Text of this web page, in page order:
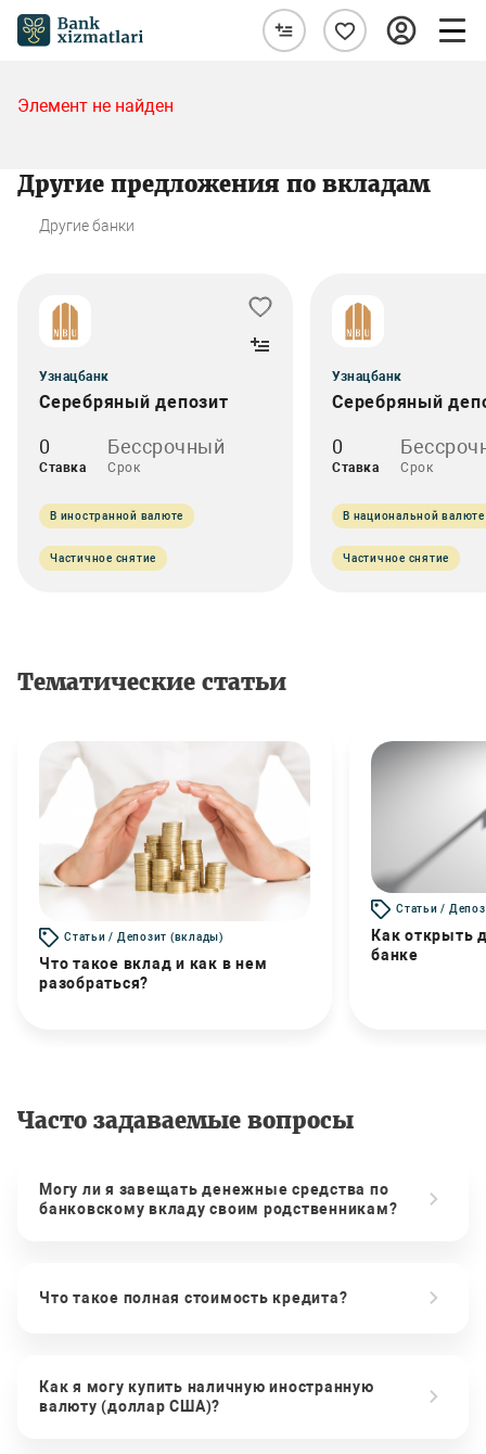
Элемент не найден
Другие предложения по вкладам
Другие банки
Узнацбанк
Серебряный депозит
0
Ставка
Бессрочный
Срок
В иностранной валюте
Частичное снятие
Узнацбанк
Серебряный
0
Ставка Срок
В национальной валюте
Частичное снятие
Тематические статьи
Статьи / Депозит (вклады)
Что такое вклад и как в нем
разобраться?
Статьи /
Как открыть
банке
Часто задаваемые вопросы
Могу ли я завещать денежные средства по
банковскому вкладу своим родственникам?
Что такое полная стоимость кредита?
Как я могу купить наличную иностранную
валюту (доллар США)?